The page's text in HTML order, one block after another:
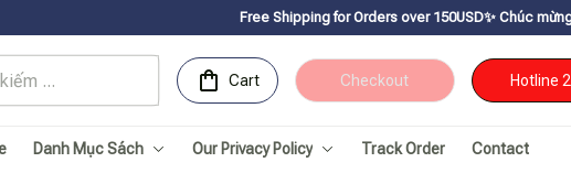
Free Shipping for Orders over 150USDㅤ✨ Chúc mừng
Cart Checkout Hotline
Danh Mục Sách Our Privacy Policy Track Order
Contact